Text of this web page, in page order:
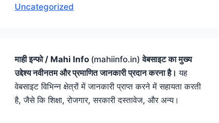
Uncategorized
माही इन्फो / Mahi Info (mahiinfo.in)वेबसाइट का मुख्य
उद्देश्य नवीनतम और प्रमाणित जानकारी प्रदान करना है। यह
वेबसाइट विभिन्न क्षेत्रों में जानकारी प्राप्त करने में सहायता करती
है, जैसे कि शिक्षा, रोजगार, सरकारी दस्तावेज, और अन्य।